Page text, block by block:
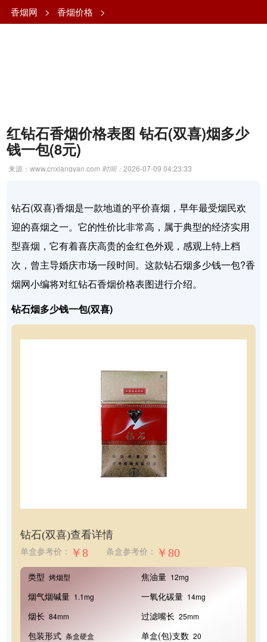
香烟网 > 香烟价格 >
红钻石香烟价格表图 钻石(双喜)烟多少
钱一包(8元)
来源：www.cnxiangyan.com 时间：2026-07-09 04:23:33
钻石(双喜)香烟是一款地道的平价喜烟，早年最受烟民欢
迎的喜烟之一。它的性价比非常高，属于典型的经济实用
型喜烟，它有着喜庆高贵的金红色外观，感观上特上档
次，曾主导婚庆市场一段时间。这款钻石烟多少钱一包?香
烟网小编将对红钻石香烟价格表图进行介绍。
钻石烟多少钱一包(双喜)
钻石(双喜)查看详情
单盒参考价： ￥8 条盒参考价： ￥80
类型 烤烟型 焦油量 12mg
烟气烟碱量 1.1mg 一氧化碳量 14mg
烟长 84mm 过滤嘴长 25mm
包装形式 条盒硬盒 单盒(包)支数 20